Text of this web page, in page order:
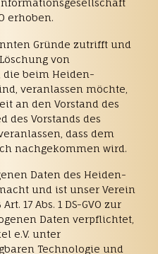
erhoben.
Gründe zutrifft und
von
die beim Heiden-
veranlassen möchte,
an den Vorstand des
des Vorstands des
dass dem
nachgekommen wird.
Daten des Heiden-
und ist unser Verein
17 Abs. 1 DS-GVO zur
Daten verpflichtet,
e.V. unter
Technologie und